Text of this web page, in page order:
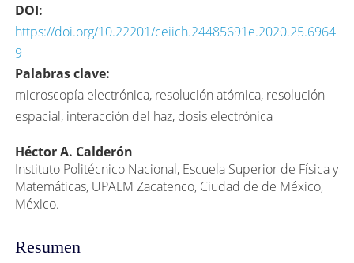
DOI:
https://doi.org/10.22201/ceiich.24485691e.2020.25.6964
9
Palabras clave:
microscopía electrónica, resolución atómica, resolución
espacial, interacción del haz, dosis electrónica
Contenido
principal
del
Héctor A. Calderón
Instituto Politécnico Nacional, Escuela Superior de Física y
Matemáticas, UPALM Zacatenco, Ciudad de de México,
México.
Resumen